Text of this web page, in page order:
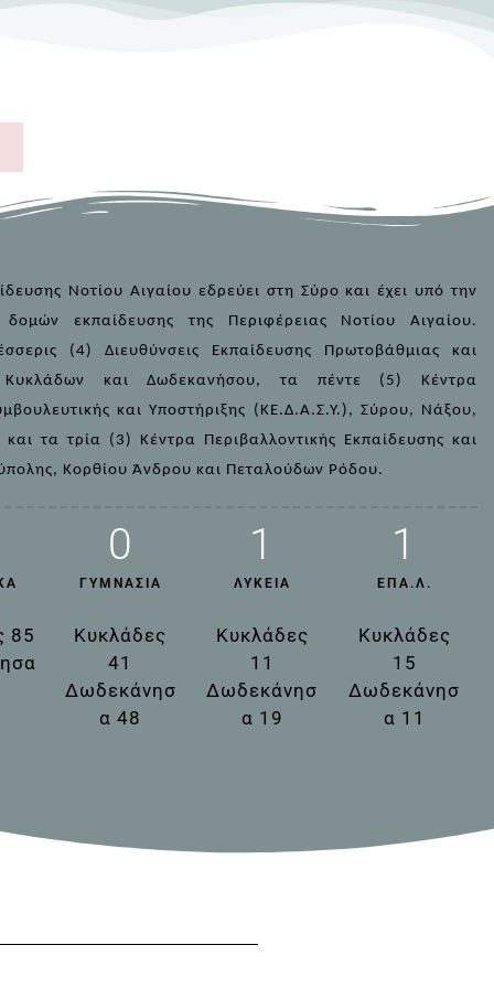
Νοτίου Αιγαίου εδρεύει στη Σύρο και έχει υπό την
εκπαίδευσης της Περιφέρειας Νοτίου Αιγαίου.
(4) Διευθύνσεις Εκπαίδευσης Πρωτοβάθμιας και
Κυκλάδων και Δωδεκανήσου, τα πέντε (5) Κέντρα
και Υποστήριξης (ΚΕ.Δ.Α.Σ.Υ.), Σύρου, Νάξου,
τα τρία (3) Κέντρα Περιβαλλοντικής Εκπαίδευσης και
Κορθίου Άνδρου και Πεταλούδων Ρόδου.
85
ΓΥΜΝΆΣΙΑ
0
Κυκλάδες
41
Δωδεκάνησ
α 48
ΛΎΚΕΙΑ
1
Κυκλάδες
11
Δωδεκάνησ
α 19
ΕΠΑ.Λ.
1
Κυκλάδες
15
Δωδεκάνησ
α 11